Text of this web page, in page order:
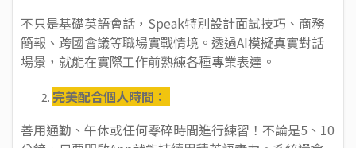
不只是基礎英語會話，Speak特別設計面試技巧、商務
簡報、跨國會議等職場實戰情境。透過AI模擬真實對話
場景，就能在實際工作前熟練各種專業表達。
完美配合個人時間：
善用通勤、午休或任何零碎時間進行練習！不論是5、10